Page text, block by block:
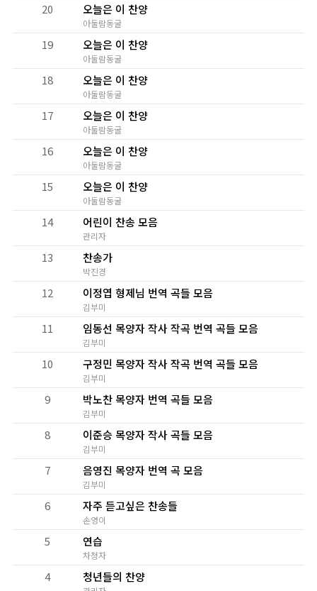
20 오늘은 이 찬양
아둘람동굴
19 오늘은 이 찬양
아둘람동굴
18 오늘은 이 찬양
아둘람동굴
17 오늘은 이 찬양
아둘람동굴
16 오늘은 이 찬양
아둘람동굴
15 오늘은 이 찬양
아둘람동굴
14 어린이 찬송 모음
관리자
13 찬송가
박진경
12 이정엽 형제님 번역 곡들 모음
김부미
11 임동선 목양자 작사 작곡 번역 곡들 모음
김부미
10 구정민 목양자 작사 작곡 번역 곡들 모음
김부미
9 박노찬 목양자 번역 곡들 모음
김부미
8 이준승 목양자 작사 곡들 모음
김부미
7 음영진 목양자 번역 곡 모음
김부미
6 자주 듣고싶은 찬송들
손영이
5 연습
차청자
4 청년들의 찬양